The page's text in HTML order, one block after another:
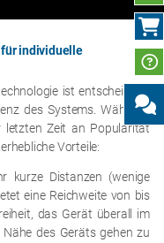
für individuelle
ist entscheidend
des Systems. Während
letzten Zeit an Popularität
Vorteile:
kurze Distanzen (wenige
eine Reichweite von bis
das Gerät überall im
des Geräts gehen zu